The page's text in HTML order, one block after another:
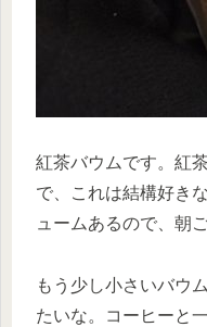
紅茶バウムです。紅
で、これは結構好き
ュームあるので、朝
もう少し小さいバウ
たいな。コーヒーと